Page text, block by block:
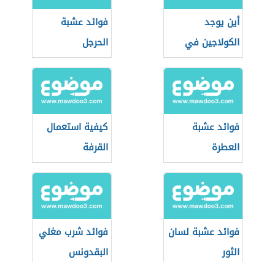
أين يوجد
الكولاجين في
الأعشاب
فوائد عشبة
الحرجل
فوائد عشبة
العطرة
كيفية استعمال
القرفة
فوائد عشبة لسان
الثور
فوائد شرب مغلي
البقدونس